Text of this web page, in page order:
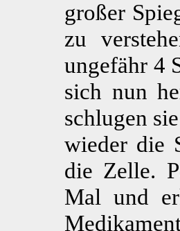
großer
zu
ungefähr 4
sich nun
schlugen
wieder die
die Zelle.
Mal und